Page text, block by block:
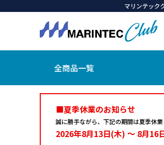
マリンテック
全商品一覧
■夏季休業のお知らせ
誠に勝手ながら、下記の期間は夏季休業
2026年8月13日(木) ～ 8月16